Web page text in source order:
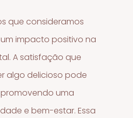
que consideramos
um impacto positivo na
A satisfação que
algo delicioso pode
uma
e bem-estar. Essa